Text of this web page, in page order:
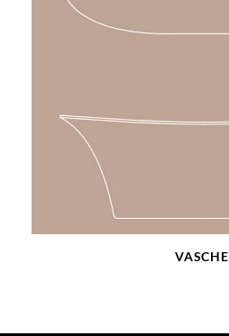
VASCHE